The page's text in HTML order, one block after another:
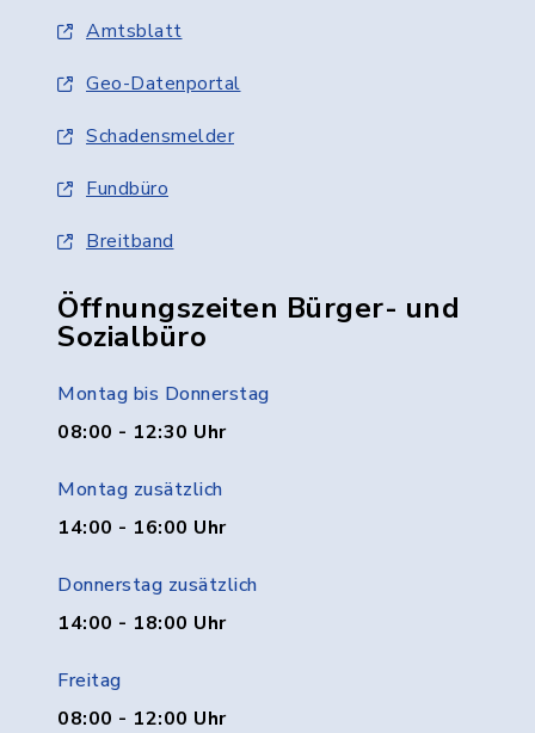
Amtsblatt
Geo-Datenportal
Schadensmelder
Fundbüro
Breitband
Öffnungszeiten Bürger- und
Sozialbüro
Montag bis Donnerstag
08:00 - 12:30 Uhr
Montag zusätzlich
14:00 - 16:00 Uhr
Donnerstag zusätzlich
14:00 - 18:00 Uhr
Freitag
08:00 - 12:00 Uhr